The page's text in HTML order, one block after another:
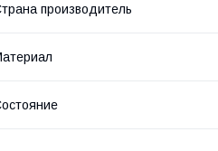
производитель